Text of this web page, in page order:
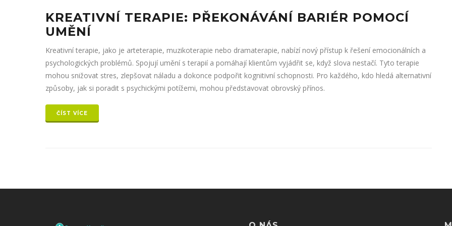
KREATIVNÍ TERAPIE: PŘEKONÁVÁNÍ BARIÉR POMOCÍ
UMĚNÍ
Kreativní terapie, jako je arteterapie, muzikoterapie nebo dramaterapie, nabízí nový přístup k řešení emocionálních a
psychologických problémů. Spojují umění s terapií a pomáhají klientům vyjádřit se, když slova nestačí. Tyto terapie
mohou snižovat stres, zlepšovat náladu a dokonce podpořit kognitivní schopnosti. Pro každého, kdo hledá alternativní
způsoby, jak si poradit s psychickými potížemi, mohou představovat obrovský přínos.
ČÍST VÍCE